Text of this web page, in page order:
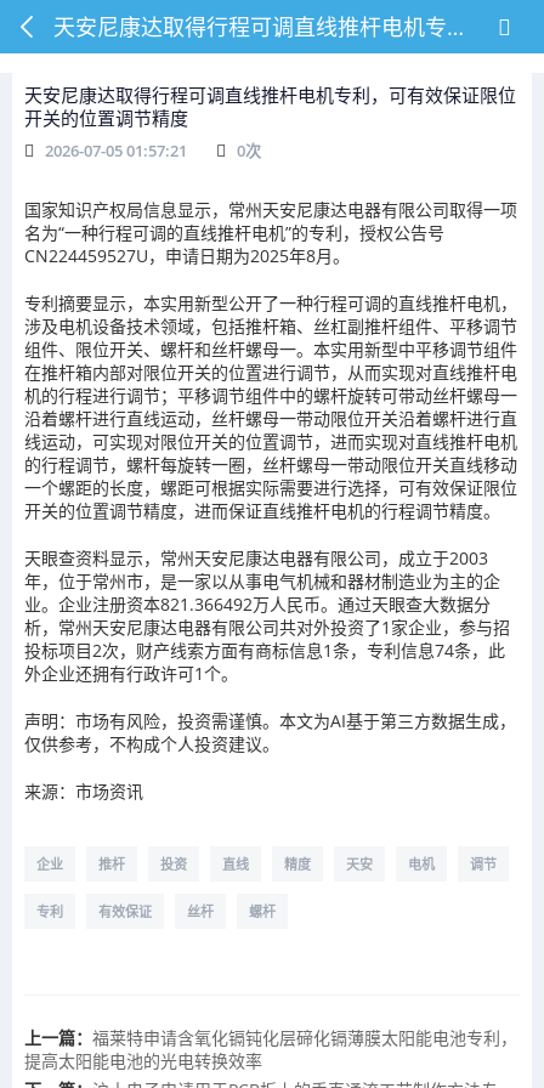
天安尼康达取得行程可调直线推杆电机专利，可有效保证限位开关的位置调节精度
天安尼康达取得行程可调直线推杆电机专利，可有效保证限位
开关的位置调节精度
2026-07-05 01:57:21 0次
国家知识产权局信息显示，常州天安尼康达电器有限公司取得一项
名为“一种行程可调的直线推杆电机”的专利，授权公告号
CN224459527U，申请日期为2025年8月。
专利摘要显示，本实用新型公开了一种行程可调的直线推杆电机，
涉及电机设备技术领域，包括推杆箱、丝杠副推杆组件、平移调节
组件、限位开关、螺杆和丝杆螺母一。本实用新型中平移调节组件
在推杆箱内部对限位开关的位置进行调节，从而实现对直线推杆电
机的行程进行调节；平移调节组件中的螺杆旋转可带动丝杆螺母一
沿着螺杆进行直线运动，丝杆螺母一带动限位开关沿着螺杆进行直
线运动，可实现对限位开关的位置调节，进而实现对直线推杆电机
的行程调节，螺杆每旋转一圈，丝杆螺母一带动限位开关直线移动
一个螺距的长度，螺距可根据实际需要进行选择，可有效保证限位
开关的位置调节精度，进而保证直线推杆电机的行程调节精度。
天眼查资料显示，常州天安尼康达电器有限公司，成立于2003
年，位于常州市，是一家以从事电气机械和器材制造业为主的企
业。企业注册资本821.366492万人民币。通过天眼查大数据分
析，常州天安尼康达电器有限公司共对外投资了1家企业，参与招
投标项目2次，财产线索方面有商标信息1条，专利信息74条，此
外企业还拥有行政许可1个。
声明：市场有风险，投资需谨慎。本文为AI基于第三方数据生成，
仅供参考，不构成个人投资建议。
来源：市场资讯
企业 推杆 投资 直线 精度 天安 电机 调节
专利 有效保证 丝杆 螺杆
上一篇： 福莱特申请含氧化镉钝化层碲化镉薄膜太阳能电池专利，
提高太阳能电池的光电转换效率